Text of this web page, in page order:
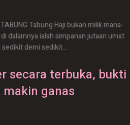
Tabung Haji bukan milik mana-
dalamnya ialah simpanan jutaan umat
demi sedikit...
secara terbuka, bukti
ganas